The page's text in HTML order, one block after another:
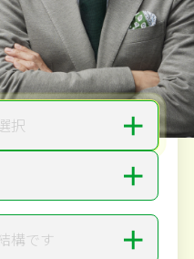
ンWeb査定
寧に査定いたします
択 ＋
＋
構です ＋